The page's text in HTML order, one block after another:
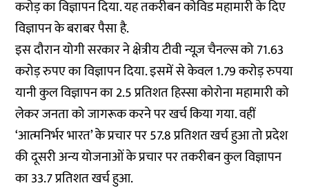
करोड़ का विज्ञापन दिया. यह तकरीबन कोविड महामारी के दिए
विज्ञापन के बराबर पैसा है.
इस दौरान योगी सरकार ने क्षेत्रीय टीवी न्यूज़ चैनल्स को 71.63
करोड़ रुपए का विज्ञापन दिया. इसमें से केवल 1.79 करोड़ रुपया
यानी कुल विज्ञापन का 2.5 प्रतिशत हिस्सा कोरोना महामारी को
लेकर जनता को जागरूक करने पर खर्च किया गया. वहीं
‘आत्मनिर्भर भारत’ के प्रचार पर 57.8 प्रतिशत खर्च हुआ तो प्रदेश
की दूसरी अन्य योजनाओं के प्रचार पर तकरीबन कुल विज्ञापन
का 33.7 प्रतिशत खर्च हुआ.